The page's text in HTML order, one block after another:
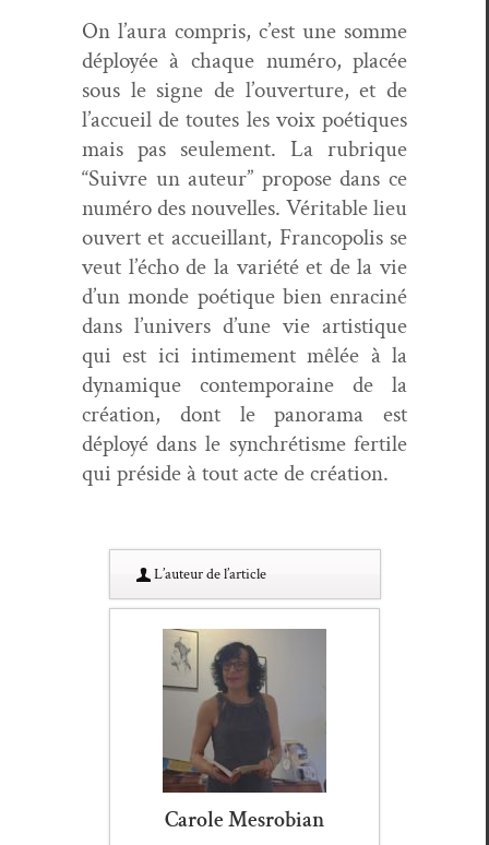
On l’au­ra com­pris, c’est une somme
déployée à chaque numéro, placée
sous le signe de l’ou­ver­ture, et de
l’ac­cueil de toutes les voix poé­tiques
mais pas seule­ment. La rubrique
“Suiv­re un auteur” pro­pose dans ce
numéro des nou­velles. Véri­ta­ble lieu
ouvert et accueil­lant, Fran­copo­lis se
veut l’é­cho de la var­iété et de la vie
d’un monde poé­tique bien enrac­iné
dans l’u­nivers d’une vie artis­tique
qui est ici intime­ment mêlée à la
dynamique con­tem­po­raine de la
créa­tion, dont le panora­ma est
déployé dans le syn­chrétisme fer­tile
qui pré­side à tout acte de création.
L’au­teur de l’article
Carole Mesrobian